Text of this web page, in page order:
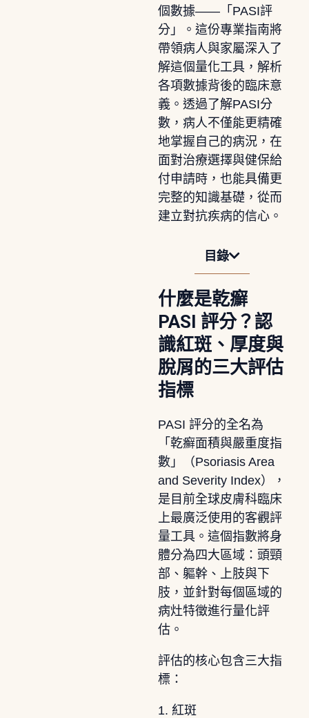
個數據——「PASI評
分」。這份專業指南將
帶領病人與家屬深入了
解這個量化工具，解析
各項數據背後的臨床意
義。透過了解PASI分
數，病人不僅能更精確
地掌握自己的病況，在
面對治療選擇與健保給
付申請時，也能具備更
完整的知識基礎，從而
建立對抗疾病的信心。
目錄
什麼是乾癬
PASI 評分？認
識紅斑、厚度與
脫屑的三大評估
指標
PASI 評分的全名為
「乾癬面積與嚴重度指
數」（Psoriasis Area
and Severity Index），
是目前全球皮膚科臨床
上最廣泛使用的客觀評
量工具。這個指數將身
體分為四大區域：頭頸
部、軀幹、上肢與下
肢，並針對每個區域的
病灶特徵進行量化評
估。
評估的核心包含三大指
標：
1. 紅斑